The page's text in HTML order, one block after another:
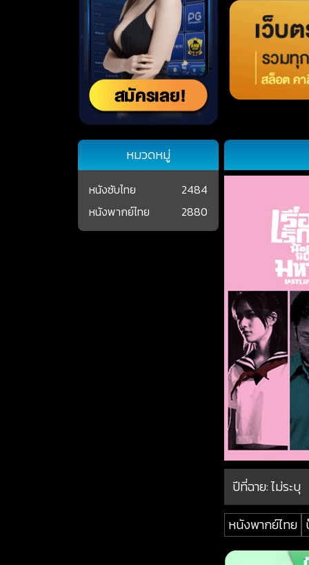
ปีที่ฉาย:ไม่ระบุ
หนังพากย์ไทย
หมวดหมู่
หนังซับไทย
2484
หนังพากย์ไทย
2880